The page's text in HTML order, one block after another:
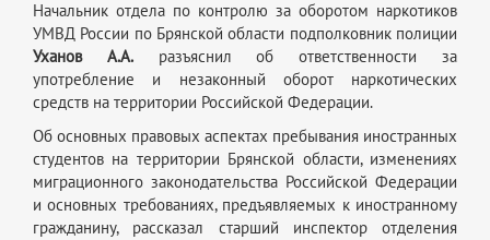
Начальник отдела по контролю за оборотом наркотиков
УМВД России по Брянской области подполковник полиции
Уханов А.А.разъяснил об ответственности за
употребление и незаконный оборот наркотических
средств на территории Российской Федерации.
Об основных правовых аспектах пребывания иностранных
студентов на территории Брянской области, изменениях
миграционного законодательства Российской Федерации
и основных требованиях, предъявляемых к иностранному
гражданину, рассказал старший инспектор отделения